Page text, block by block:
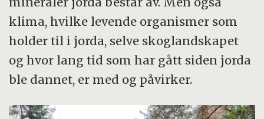
klima, hvilke levende organismer som
holder til i jorda, selve skoglandskapet
og hvor lang tid som har gått siden jorda
ble dannet, er med og påvirker.